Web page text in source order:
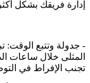
إدارة فريقك بشكل
- جدولة وتتبع
المثلى خلال ساعات
تجنب الإفراط في